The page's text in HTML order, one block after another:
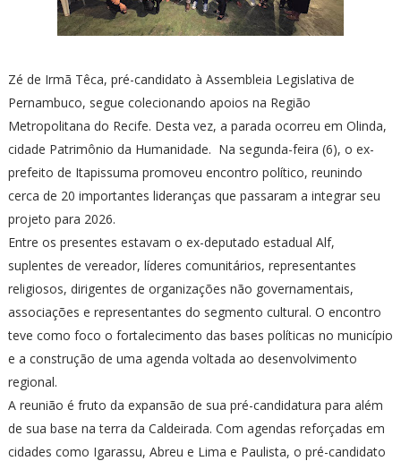
Zé de Irmã Têca, pré-candidato à Assembleia Legislativa de
Pernambuco, segue colecionando apoios na Região
Metropolitana do Recife. Desta vez, a parada ocorreu em Olinda,
cidade Patrimônio da Humanidade. Na segunda-feira (6), o ex-
prefeito de Itapissuma promoveu encontro político, reunindo
cerca de 20 importantes lideranças que passaram a integrar seu
projeto para 2026.
Entre os presentes estavam o ex-deputado estadual Alf,
suplentes de vereador, líderes comunitários, representantes
religiosos, dirigentes de organizações não governamentais,
associações e representantes do segmento cultural. O encontro
teve como foco o fortalecimento das bases políticas no município
e a construção de uma agenda voltada ao desenvolvimento
regional.
A reunião é fruto da expansão de sua pré-candidatura para além
de sua base na terra da Caldeirada. Com agendas reforçadas em
cidades como Igarassu, Abreu e Lima e Paulista, o pré-candidato